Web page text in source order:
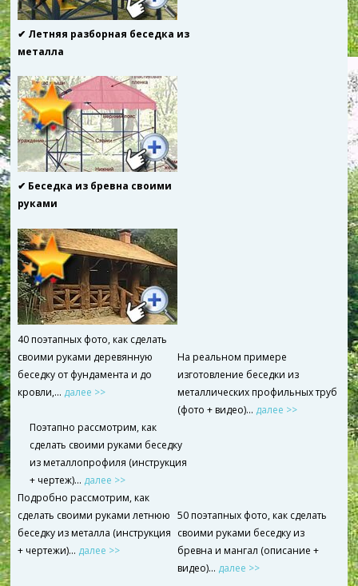
✔ Летняя разборная беседка из
металла
✔ Беседка из бревна своими
руками
40 поэтапных фото, как сделать
своими руками деревянную
беседку от фундамента и до
кровли,... далее >>
На реальном примере
изготовление беседки из
металлических профильных труб
(фото + видео)… далее >>
Поэтапно рассмотрим, как
сделать своими руками беседку
из металлопрофиля (инструкция
+ чертеж)… далее >>
Подробно рассмотрим, как
сделать своими руками летнюю
беседку из металла (инструкция
+ чертежи)… далее >>
50 поэтапных фото, как сделать
своими руками беседку из
бревна и мангал (описание +
видео)… далее >>